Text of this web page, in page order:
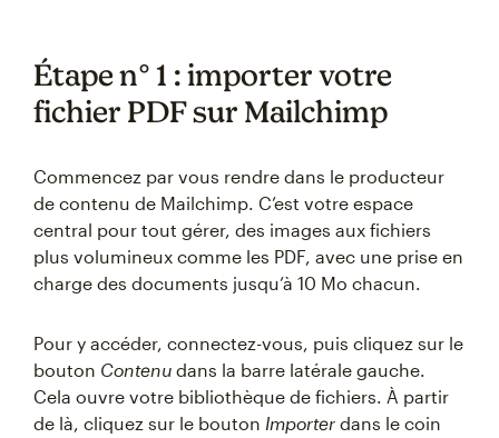
Étape n° 1 : importer votre
fichier PDF sur Mailchimp
Commencez par vous rendre dans le producteur
de contenu de Mailchimp. C’est votre espace
central pour tout gérer, des images aux fichiers
plus volumineux comme les PDF, avec une prise en
charge des documents jusqu’à 10 Mo chacun.
Pour y accéder, connectez-vous, puis cliquez sur le
bouton Contenu dans la barre latérale gauche.
Cela ouvre votre bibliothèque de fichiers. À partir
de là, cliquez sur le bouton Importer dans le coin